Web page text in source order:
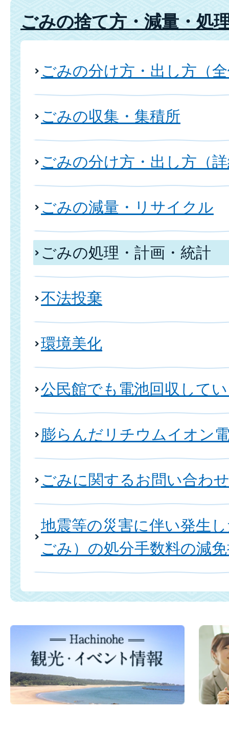
ごみの捨て方・減量・処
ごみの分け方・出し方（
ごみの収集・集積所
ごみの分け方・出し方（
ごみの減量・リサイクル
ごみの処理・計画・統計
不法投棄
環境美化
公民館でも電池回収して
膨らんだリチウムイオン
ごみに関するお問い合わ
地震等の災害に伴い発生
ごみ）の処分手数料の減